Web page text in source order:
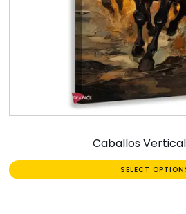
Caballos
SELECT